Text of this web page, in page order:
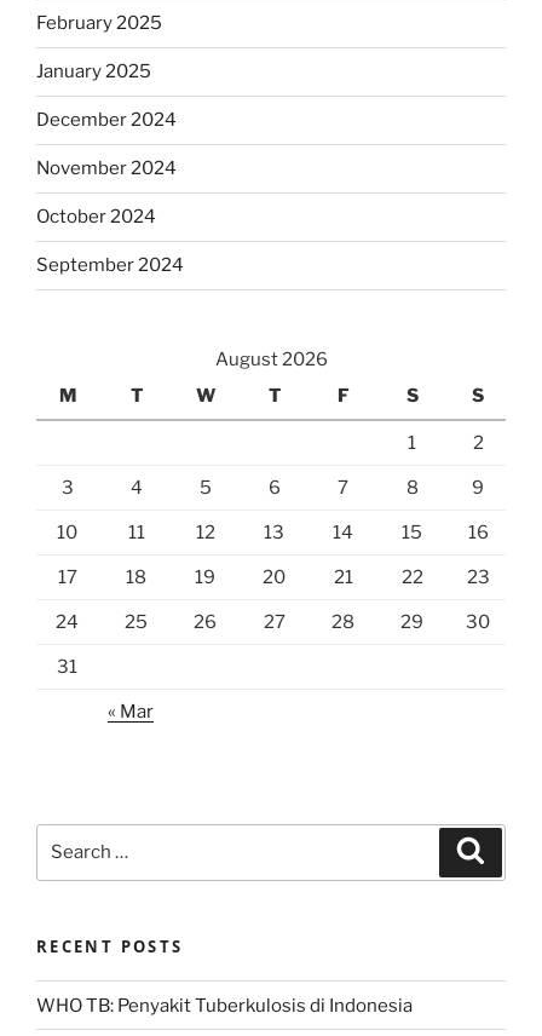
February 2025
January 2025
December 2024
November 2024
October 2024
September 2024
August 2026
M
T W T F S S
1 2
3 4 5 6 7 8 9
10 11 12 13 14 15 16
17 18 19 20 21 22 23
24 25 26 27 28 29 30
31
« Mar
RECENT POSTS
WHO TB: Penyakit Tuberkulosis di Indonesia